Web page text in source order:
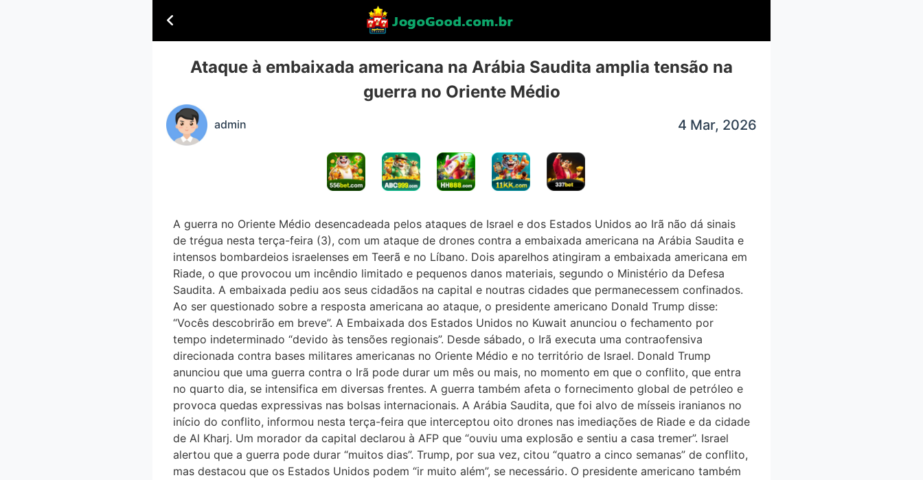
Ataque à embaixada americana na Arábia Saudita amplia tensão na
guerra no Oriente Médio
admin 4 Mar, 2026
A guerra no Oriente Médio desencadeada pelos ataques de Israel e dos Estados Unidos ao Irã não dá sinais
de trégua nesta terça-feira (3), com um ataque de drones contra a embaixada americana na Arábia Saudita e
intensos bombardeios israelenses em Teerã e no Líbano. Dois aparelhos atingiram a embaixada americana em
Riade, o que provocou um incêndio limitado e pequenos danos materiais, segundo o Ministério da Defesa
Saudita. A embaixada pediu aos seus cidadãos na capital e noutras cidades que permanecessem confinados.
Ao ser questionado sobre a resposta americana ao ataque, o presidente americano Donald Trump disse:
“Vocês descobrirão em breve”. A Embaixada dos Estados Unidos no Kuwait anunciou o fechamento por
tempo indeterminado “devido às tensões regionais”. Desde sábado, o Irã executa uma contraofensiva
direcionada contra bases militares americanas no Oriente Médio e no território de Israel. Donald Trump
anunciou que uma guerra contra o Irã pode durar um mês ou mais, no momento em que o conflito, que entra
no quarto dia, se intensifica em diversas frentes. A guerra também afeta o fornecimento global de petróleo e
provoca quedas expressivas nas bolsas internacionais. A Arábia Saudita, que foi alvo de mísseis iranianos no
início do conflito, informou nesta terça-feira que interceptou oito drones nas imediações de Riade e da cidade
de Al Kharj. Um morador da capital declarou à AFP que “ouviu uma explosão e sentiu a casa tremer”. Israel
alertou que a guerra pode durar “muitos dias”. Trump, por sua vez, citou “quatro a cinco semanas” de conflito,
mas destacou que os Estados Unidos podem “ir muito além”, se necessário. O presidente americano também